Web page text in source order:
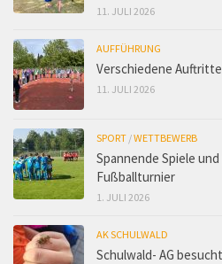
11. JULI 2026
AUFFÜHRUNG
Verschiedene
11. JULI 2026
SPORT /WETTBEWERB
Spannende Spiele
Fußballturnier
1. JULI 2026
AK SCHULWALD
Schulwald- AG